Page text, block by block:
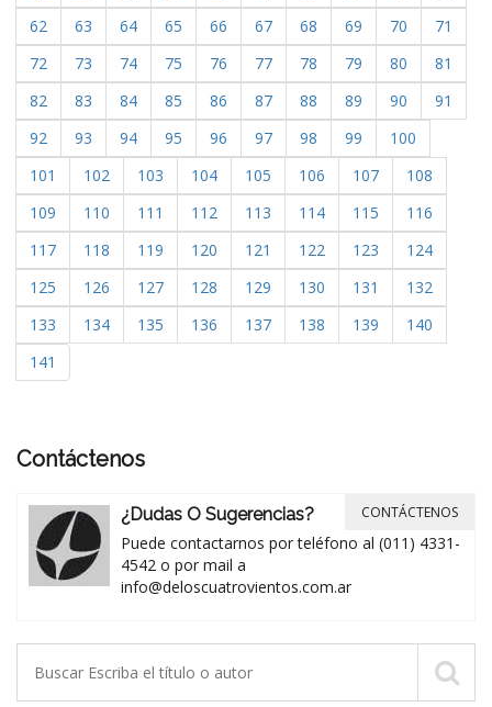
62
63 64 65 66 67 68 69 70
71
72
73 74 75 76 77 78 79 80
81
82
83 84 85 86 87 88 89 90
91
92
93 94 95 96 97 98 99
100
101
102 103 104 105 106 107
108
109
110 111 112 113 114 115
116
117
118 119 120 121 122 123
124
125
126 127 128 129 130 131
132
133
134 135 136 137 138 139
140
141
Contáctenos
¿Dudas O Sugerencias?
Puede contactarnos por teléfono al (011) 4331-
4542 o por mail a
info@deloscuatrovientos.com.ar
CONTÁCTENOS